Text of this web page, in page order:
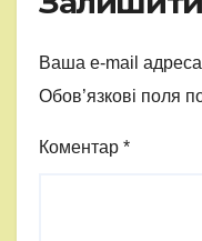
Ваша e-mail
Обов’язкові поля
Коментар *